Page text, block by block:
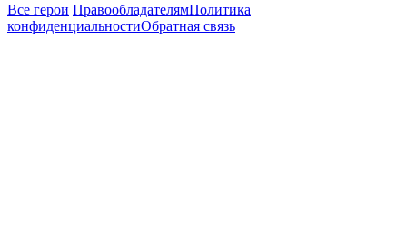
Все герои ПравообладателямПолитика
конфиденциальностиОбратная связь